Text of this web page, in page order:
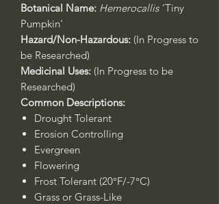
Botanical Name: Hemerocallis ‘Tiny
Pumpkin’
Hazard/Non-Hazardous: (In Progress to
be Researched)
Medicinal Uses: (In Progress to be
Researched)
Common Descriptions:
Drought Tolerant
Erosion Controlling
Evergreen
Flowering
Frost Tolerant (20°F/-7°C)
Grass or Grass-Like